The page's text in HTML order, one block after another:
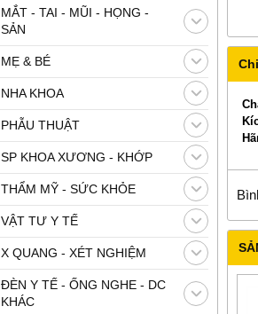
MẮT - TAI - MŨI - HỌNG -
SẢN
MẸ & BÉ
NHA KHOA
PHẪU THUẬT
SP KHOA XƯƠNG - KHỚP
THẨM MỸ - SỨC KHỎE
VẬT TƯ Y TẾ
X QUANG - XÉT NGHIỆM
ĐÈN Y TẾ - ỐNG NGHE - DC
KHÁC